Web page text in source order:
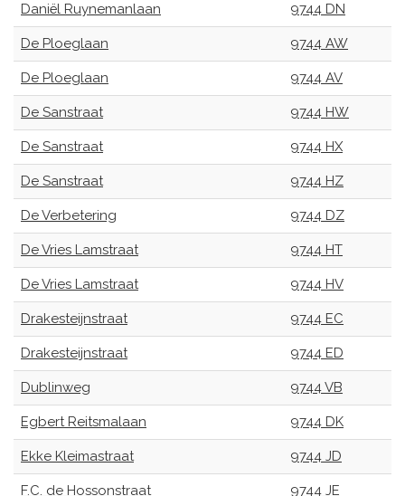
Daniël Ruynemanlaan 9744 DN
De Ploeglaan 9744 AW
De Ploeglaan 9744 AV
De Sanstraat 9744 HW
De Sanstraat 9744 HX
De Sanstraat 9744 HZ
De Verbetering 9744 DZ
De Vries Lamstraat 9744 HT
De Vries Lamstraat 9744 HV
Drakesteijnstraat 9744 EC
Drakesteijnstraat 9744 ED
Dublinweg 9744 VB
Egbert Reitsmalaan 9744 DK
Ekke Kleimastraat 9744 JD
F.C. de Hossonstraat 9744 JE